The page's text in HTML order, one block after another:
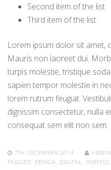
Second item of the list
Third item of the list
Lorem ipsum dolor sit amet,
Mauris non laoreet dui.
turpis molestie, tristique
sapien tempor molestie in
lorem rutrum feugiat.
dignissim consectetur, nulla
consequat sem elit non sem.
7TH DECEMBER 2014 ADMIN
TAGGED: DESIGN , DIGITAL ,